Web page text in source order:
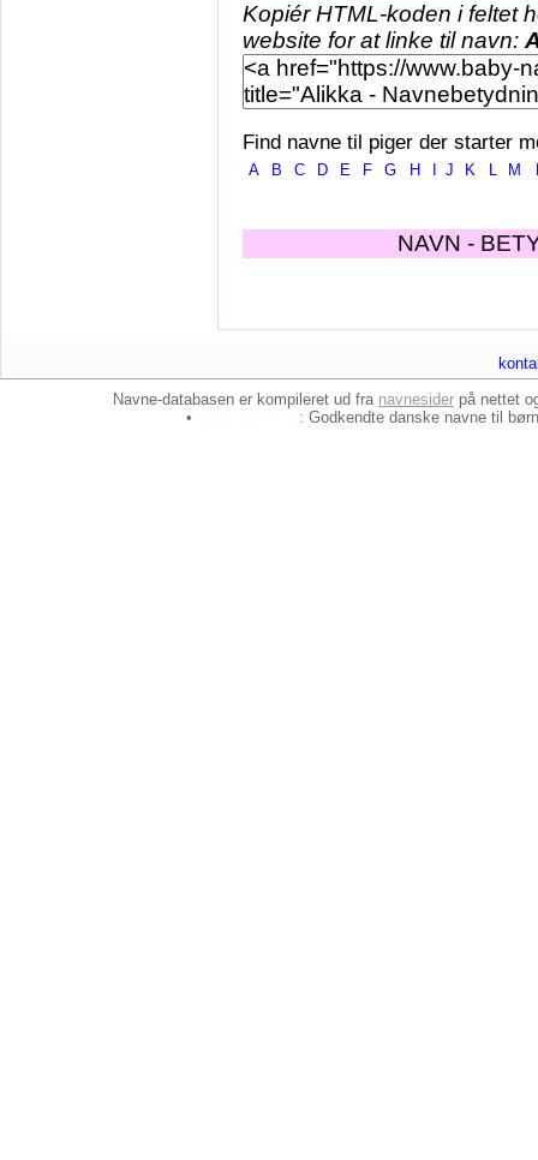
Kopiér HTML-koden i feltet
website for at linke til navn:
Find navne til piger der starter
A B C D E F G H J K L M
NAVN -
Navne-databasen er kompileret ud fra navnesider på nettet
•
: Godkendte danske navne til børn